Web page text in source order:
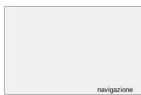
navigazione